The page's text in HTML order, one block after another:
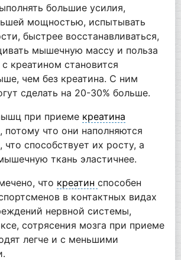
большие усилия,
мощностью, испытывать
быстрее восстанавливаться,
мышечную массу и польза
креатином становится
чем без креатина. С ним
сделать на 20-30% больше.
при приеме креатина
потому что они наполняются
что способствует их росту, а
ткань эластичнее.
что креатин способен
в контактных видах
нервной системы,
сотрясения мозга при приеме
легче и с меньшими